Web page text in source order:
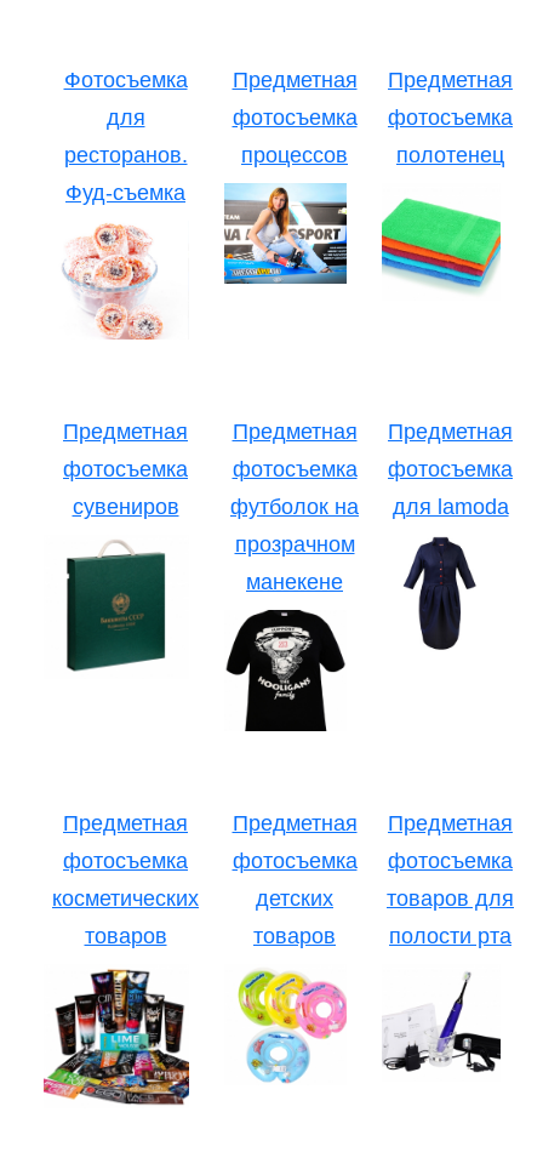
Фотосъемка
для
ресторанов.
Фуд-съемка
Предметная
фотосъемка
процессов
Предметная
фотосъемка
полотенец
Предметная
фотосъемка
сувениров
Предметная
фотосъемка
футболок на
прозрачном
манекене
Предметная
фотосъемка
для lamoda
Предметная
фотосъемка
косметических
товаров
Предметная
фотосъемка
детских
товаров
Предметная
фотосъемка
товаров для
полости рта